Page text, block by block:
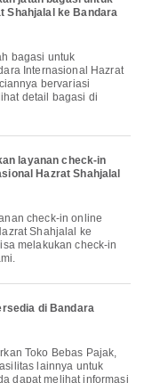
Shahjalal ke Bandara
Internasional Hazrat
bervariasi
detail bagasi di
layanan check-in
Hazrat Shahjalal
Shahjalal ke
melakukan check-in
di Bandara
lainnya untuk
dapat melihat informasi